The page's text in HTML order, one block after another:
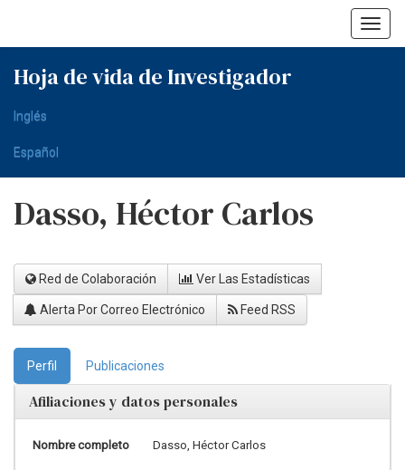
Hoja de vida de Investigador
Inglés
Español
Dasso, Héctor Carlos
Red de Colaboración Ver Las Estadísticas
Alerta Por Correo Electrónico Feed RSS
Perfil Publicaciones
Afiliaciones y datos personales
Nombre completo Dasso, Héctor Carlos